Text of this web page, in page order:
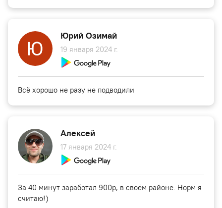
Юрий Озимай
19 января 2024 г.
Всё хорошо не разу не подводили
Алексей
17 января 2024 г.
За 40 минут заработал 900р, в своём районе. Норм я
считаю!)